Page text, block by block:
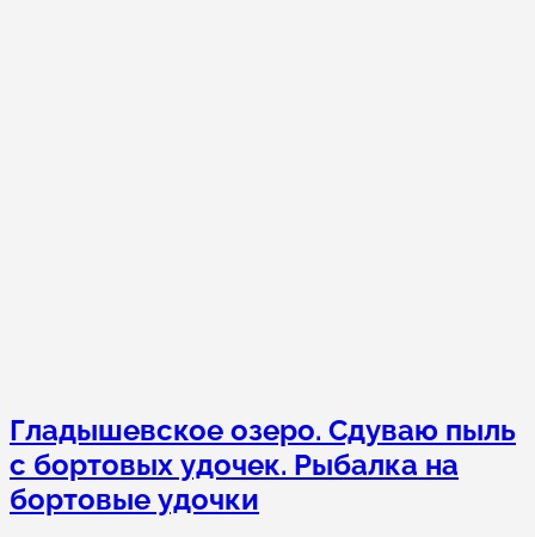
Гладышевское озеро. Сдуваю пыль
с бортовых удочек. Рыбалка на
бортовые удочки